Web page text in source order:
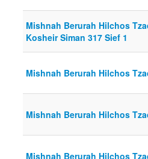
Mishnah Berurah Hilchos
Kosheir Siman 317 Sief 1
Mishnah Berurah Hilchos
Mishnah Berurah Hilchos
Mishnah Berurah Hilchos